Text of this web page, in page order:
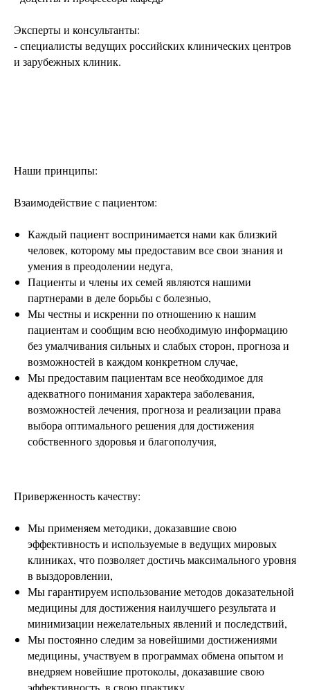
Эксперты и консультанты:
- специалисты ведущих российских клинических центров
и зарубежных клиник.
Наши принципы:
Взаимодействие с пациентом:
Каждый пациент воспринимается нами как близкий
человек, которому мы предоставим все свои знания и
умения в преодолении недуга,
Пациенты и члены их семей являются нашими
партнерами в деле борьбы с болезнью,
Мы честны и искренни по отношению к нашим
пациентам и сообщим всю необходимую информацию
без умалчивания сильных и слабых сторон, прогноза и
возможностей в каждом конкретном случае,
Мы предоставим пациентам все необходимое для
адекватного понимания характера заболевания,
возможностей лечения, прогноза и реализации права
выбора оптимального решения для достижения
собственного здоровья и благополучия,
Приверженность качеству:
Мы применяем методики, доказавшие свою
эффективность и используемые в ведущих мировых
клиниках, что позволяет достичь максимального уровня
в выздоровлении,
Мы гарантируем использование методов доказательной
медицины для достижения наилучшего результата и
минимизации нежелательных явлений и последствий,
Мы постоянно следим за новейшими достижениями
медицины, участвуем в программах обмена опытом и
внедряем новейшие протоколы, доказавшие свою
эффективность, в свою практику,